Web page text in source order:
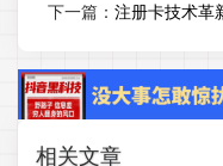
下一篇： 注册卡技术革
相关文章